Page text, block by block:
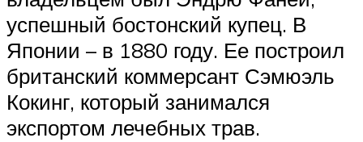
успешный бостонский купец. В
Японии – в 1880 году. Ее построил
британский коммерсант Сэмюэль
Кокинг, который занимался
экспортом лечебных трав.